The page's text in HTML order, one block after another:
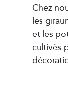
Chez
les
et les
cultivés